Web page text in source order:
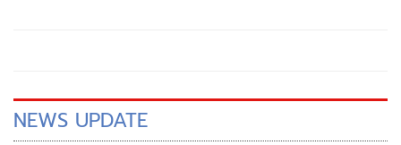
NEWS UPDATE